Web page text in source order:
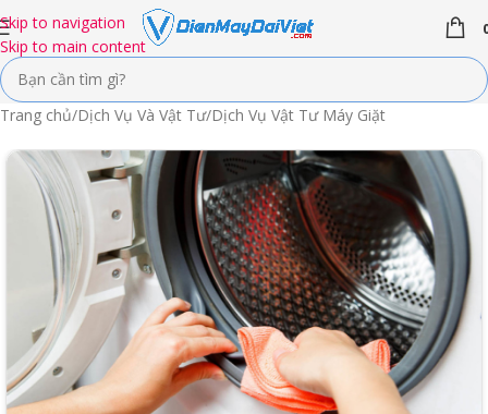
Skip to navigation
Skip to main content
Trang chủ/Dịch Vụ Và Vật Tư/Dịch Vụ Vật Tư Máy Giặt